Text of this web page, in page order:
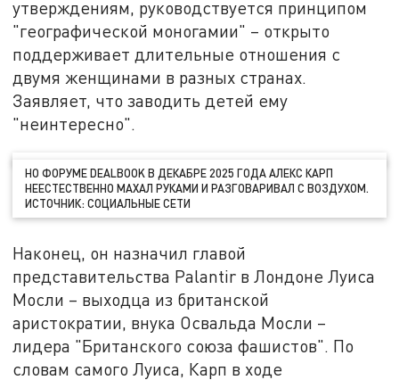
утверждениям, руководствуется принципом
"географической моногамии" – открыто
поддерживает длительные отношения с
двумя женщинами в разных странах.
Заявляет, что заводить детей ему
"неинтересно".
НО ФОРУМЕ DEALBOOK В ДЕКАБРЕ 2025 ГОДА АЛЕКС КАРП
НЕЕСТЕСТВЕННО МАХАЛ РУКАМИ И РАЗГОВАРИВАЛ С ВОЗДУХОМ.
ИСТОЧНИК: СОЦИАЛЬНЫЕ СЕТИ
Наконец, он назначил главой
представительства Palantir в Лондоне Луиса
Мосли – выходца из британской
аристократии, внука Освальда Мосли –
лидера "Британского союза фашистов". По
словам самого Луиса, Карп в ходе